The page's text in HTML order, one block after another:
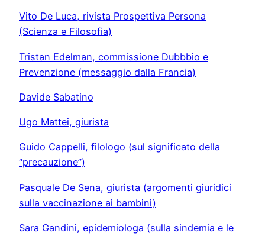
Vito De Luca, rivista Prospettiva Persona
(Scienza e Filosofia)
Tristan Edelman, commissione Dubbbio e
Prevenzione (messaggio dalla Francia)
Davide Sabatino
Ugo Mattei, giurista
Guido Cappelli, filologo (sul significato della
“precauzione”)
Pasquale De Sena, giurista (argomenti giuridici
sulla vaccinazione ai bambini)
Sara Gandini, epidemiologa (sulla sindemia e le